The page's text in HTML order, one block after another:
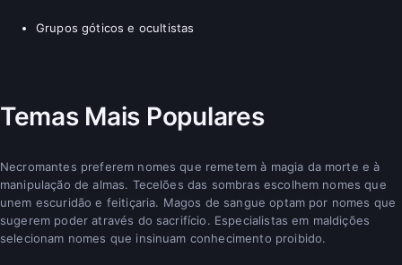
Grupos góticos e ocultistas
Temas Mais Populares
Necromantes preferem nomes que remetem à magia da morte e à
manipulação de almas. Tecelões das sombras escolhem nomes que
unem escuridão e feitiçaria. Magos de sangue optam por nomes que
sugerem poder através do sacrifício. Especialistas em maldições
selecionam nomes que insinuam conhecimento proibido.